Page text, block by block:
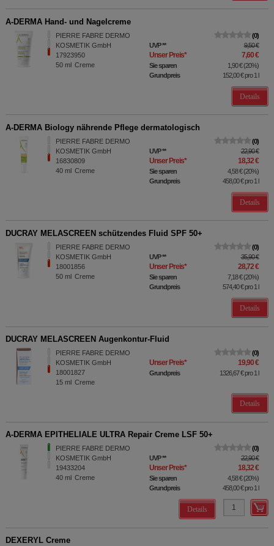
A-DERMA Hand- und Nagelcreme
PIERRE FABRE DERMO
KOSMETIK GmbH
17923950
50 ml Creme
0
UVP** 9,50 €
Unser Preis* 7,60 €
Sie sparen 1,90 €(20%)
Grundpreis
152,00 €pro 1 l
Details
A-DERMA Biology nährende Pflege dermatologisch
PIERRE FABRE DERMO
KOSMETIK GmbH
16830809
40 ml Creme
0
UVP** 22,90 €
Unser Preis* 18,32 €
Sie sparen 4,58 €(20%)
Grundpreis
458,00 €pro 1 l
Details
DUCRAY MELASCREEN schützendes Fluid SPF 50+
PIERRE FABRE DERMO
KOSMETIK GmbH
18001856
50 ml Creme
0
UVP** 35,90 €
Unser Preis* 28,72 €
Sie sparen 7,18 €(20%)
Grundpreis
574,40 €pro 1 l
Details
DUCRAY MELASCREEN Augenkontur-Fluid
PIERRE FABRE DERMO
KOSMETIK GmbH
18001827
15 ml Creme
0
Unser Preis* 19,90 €
Grundpreis 1326,67 €pro 1 l
Details
A-DERMA EPITHELIALE ULTRA Repair Creme LSF 50+
PIERRE FABRE DERMO
KOSMETIK GmbH
19433204
40 ml Creme
0
UVP** 22,90 €
Unser Preis* 18,32 €
Sie sparen 4,58 €(20%)
Grundpreis
458,00 €pro 1 l
Details
DEXERYL Creme